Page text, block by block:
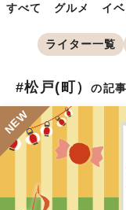
すべて グルメ イ
ライター一覧
#松戸(町）の記